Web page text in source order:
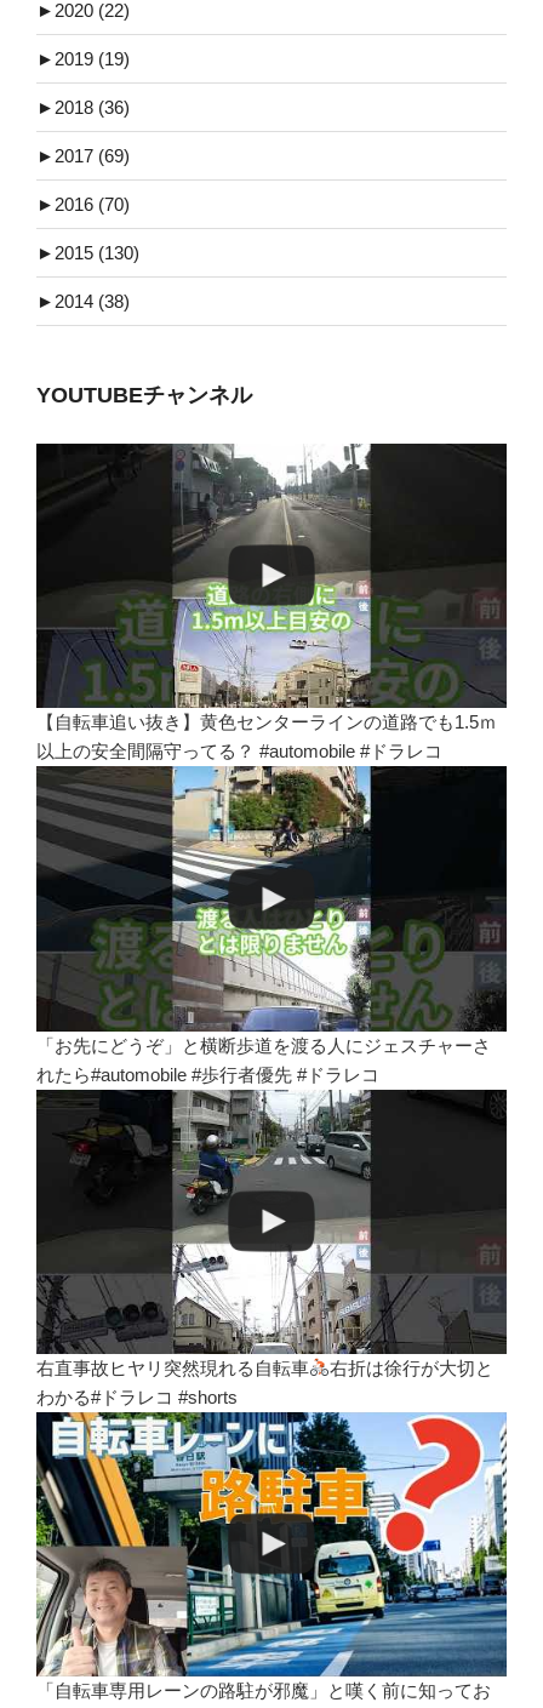
► 2020 (22)
► 2019 (19)
► 2018 (36)
► 2017 (69)
► 2016 (70)
► 2015 (130)
► 2014 (38)
YOUTUBEチャンネル
【自転車追い抜き】黄色センターラインの道路でも1.5ｍ
以上の安全間隔守ってる？ #automobile #ドラレコ
「お先にどうぞ」と横断歩道を渡る人にジェスチャーさ
れたら#automobile #歩行者優先 #ドラレコ
右直事故ヒヤリ突然現れる自転車
右折は徐行が大切と
わかる#ドラレコ #shorts
「自転車専用レーンの路駐が邪魔」と嘆く前に知ってお